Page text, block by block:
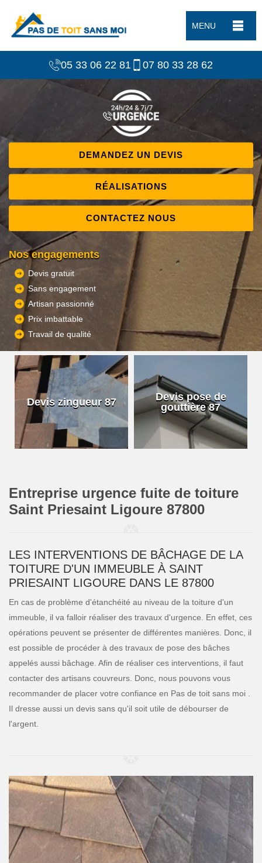
MENU
05 33 06 22 81 07 80 33 28 62
DEMANDEZ UN DEVIS
RÉALISATIONS
CONTACTEZ NOUS
Nos engagements
Devis gratuit
Sans engagement
Artisan passionné
Prix imbattable
Travail de qualité
Devis zingueur 87
Devis pose de
gouttière 87
Entreprise urgence fuite de toiture
Saint Priesaint Ligoure 87800
LES INTERVENTIONS DE BÂCHAGE DE LA
TOITURE D'UN IMMEUBLE À SAINT
PRIESAINT LIGOURE DANS LE 87800
En cas de problème d'étanchéité au niveau de la toiture d'un
immeuble, il va falloir réaliser des travaux d'urgence. En effet, ces
opérations peuvent se présenter de différentes manières. Donc, il
est possible de procéder à des travaux de pose des bâches
appelés aussi bâchage. Afin de réaliser ces interventions, il faut
contacter des artisans couvreurs. Donc, nous pouvons vous
recommander de placer votre confiance en Pas de toit sans moi .
Il dresse aussi un devis sans qu'il soit utile de débourser de
l'argent.